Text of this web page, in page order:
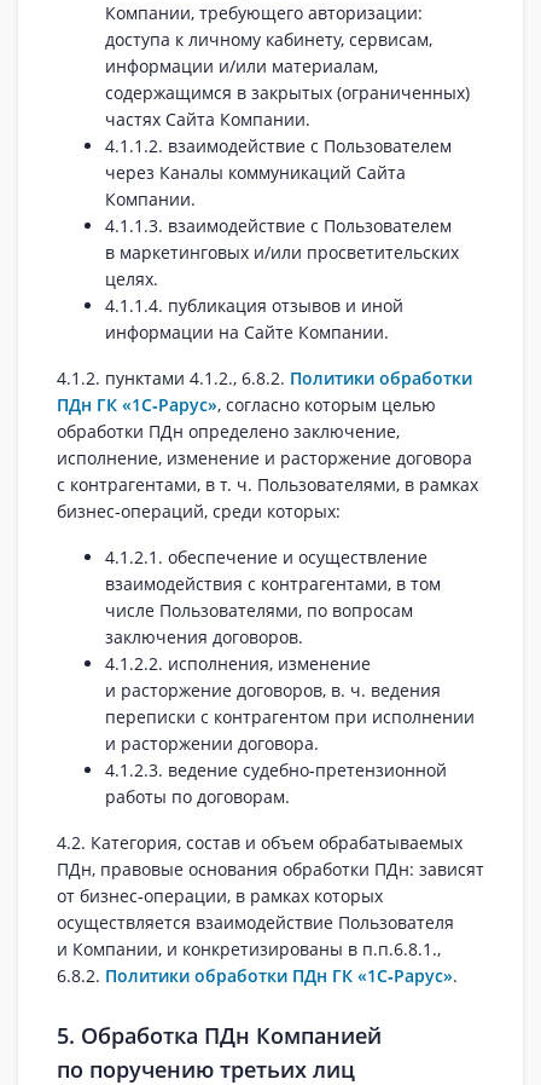
Компании, требующего авторизации:
доступа к личному кабинету, сервисам,
информации и/или материалам,
содержащимся в закрытых (ограниченных)
частях Сайта Компании.
4.1.1.2. взаимодействие с Пользователем
через Каналы коммуникаций Сайта
Компании.
4.1.1.3. взаимодействие с Пользователем
в маркетинговых и/или просветительских
целях.
4.1.1.4. публикация отзывов и иной
информации на Сайте Компании.
4.1.2. пунктами 4.1.2., 6.8.2. Политики обработки
ПДн ГК «1С‑Рарус», согласно которым целью
обработки ПДн определено заключение,
исполнение, изменение и расторжение договора
с контрагентами, в т. ч. Пользователями, в рамках
бизнес‑операций, среди которых:
4.1.2.1. обеспечение и осуществление
взаимодействия с контрагентами, в том
числе Пользователями, по вопросам
заключения договоров.
4.1.2.2. исполнения, изменение
и расторжение договоров, в. ч. ведения
переписки с контрагентом при исполнении
и расторжении договора.
4.1.2.3. ведение судебно‑претензионной
работы по договорам.
4.2. Категория, состав и объем обрабатываемых
ПДн, правовые основания обработки ПДн: зависят
от бизнес‑операции, в рамках которых
осуществляется взаимодействие Пользователя
и Компании, и конкретизированы в п.п.6.8.1.,
6.8.2. Политики обработки ПДн ГК «1С‑Рарус».
5. Обработка ПДн Компанией
по поручению третьих лиц